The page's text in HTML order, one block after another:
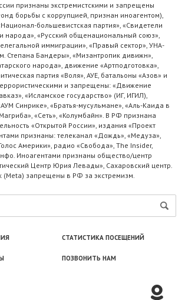
признаны экстремистскими и запрещены
борьбы с коррупцией, признан иноагентом),
большевистская партия», «Свидетели
народа», «Русский общенациональный союз»,
иммиграции», «Правый сектор», УНА-
Степана Бандеры», «Мизантропик дивижн»,
народа», движение «Артподготовка»,
партия «Воля», АУЕ, батальоны «Азов» и
и запрещены: «Движение
«Исламское государство» (ИГ, ИГИЛ),
Синрике», «Братья-мусульмане», «Аль-Каида в
«Сеть», «Колумбайн». В РФ признана
«Открытой России», издания «Проект
признаны: телеканал «Дождь», «Медуза»,
Америки», радио «Свобода», The Insider,
Иноагентами признаны общество/центр
Центр Юрия Левады», Сахаровский центр.
(Metа) запрещены в РФ за экстремизм.
СТАТИСТИКА ПОСЕЩЕНИЙ
ПОЗВОНИТЬ НАМ